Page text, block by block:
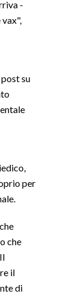
-
su
per
che
il
di